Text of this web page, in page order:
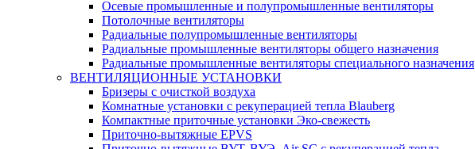
Осевые промышленные и полупромышленные вентиляторы
Потолочные вентиляторы
Радиальные полупромышленные вентиляторы
Радиальные промышленные вентиляторы общего назначения
Радиальные промышленные вентиляторы специального назначения
ВЕНТИЛЯЦИОННЫЕ УСТАНОВКИ
Бризеры с очисткой воздуха
Комнатные установки с рекуперацией тепла Blauberg
Компактные приточные установки Эко-свежесть
Приточно-вытяжные EPVS